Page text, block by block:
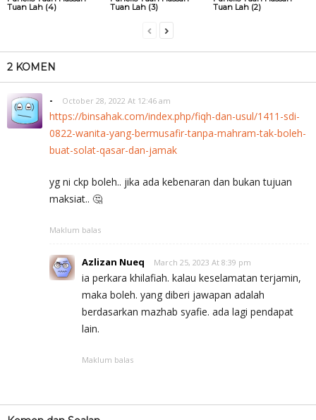
Tuan Lah (4)
Tuan Lah (3)
Tuan Lah (2)
2 KOMEN
- October 28, 2022 At 12:46 am
https://binsahak.com/index.php/fiqh-dan-usul/1411-sdi-
0822-wanita-yang-bermusafir-tanpa-mahram-tak-boleh-
buat-solat-qasar-dan-jamak
yg ni ckp boleh.. jika ada kebenaran dan bukan tujuan
maksiat.. 🤔
Maklum balas
Azlizan Nueq March 25, 2023 At 8:39 pm
ia perkara khilafiah. kalau keselamatan terjamin,
maka boleh. yang diberi jawapan adalah
berdasarkan mazhab syafie. ada lagi pendapat
lain.
Maklum balas